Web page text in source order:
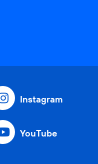
Instagram
YouTube